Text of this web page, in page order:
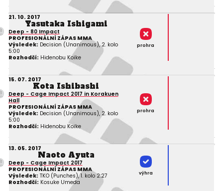
21. 10. 2017
Yasutaka Ishigami
Deep - 80 Impact
PROFESIONÁLNÍ ZÁPAS MMA
Výsledek: Decision (Unanimous), 2. kolo
5:00
Rozhodčí: Hidenobu Koike
prohra
15. 07. 2017
Kota Ishibashi
Deep - Cage Impact 2017 in Korakuen
Hall
PROFESIONÁLNÍ ZÁPAS MMA
Výsledek: Decision (Unanimous), 2. kolo
5:00
Rozhodčí: Hidenobu Koike
prohra
13. 05. 2017
Naoto Ayuta
Deep - Cage Impact 2017
PROFESIONÁLNÍ ZÁPAS MMA
Výsledek: TKO (Punches), 1. kolo 2:27
Rozhodčí: Kosuke Umeda
výhra